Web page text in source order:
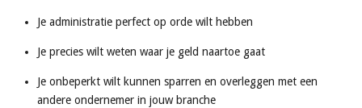
Je administratie perfect op orde wilt hebben
Je precies wilt weten waar je geld naartoe gaat
Je onbeperkt wilt kunnen sparren en overleggen met een
andere ondernemer in jouw branche